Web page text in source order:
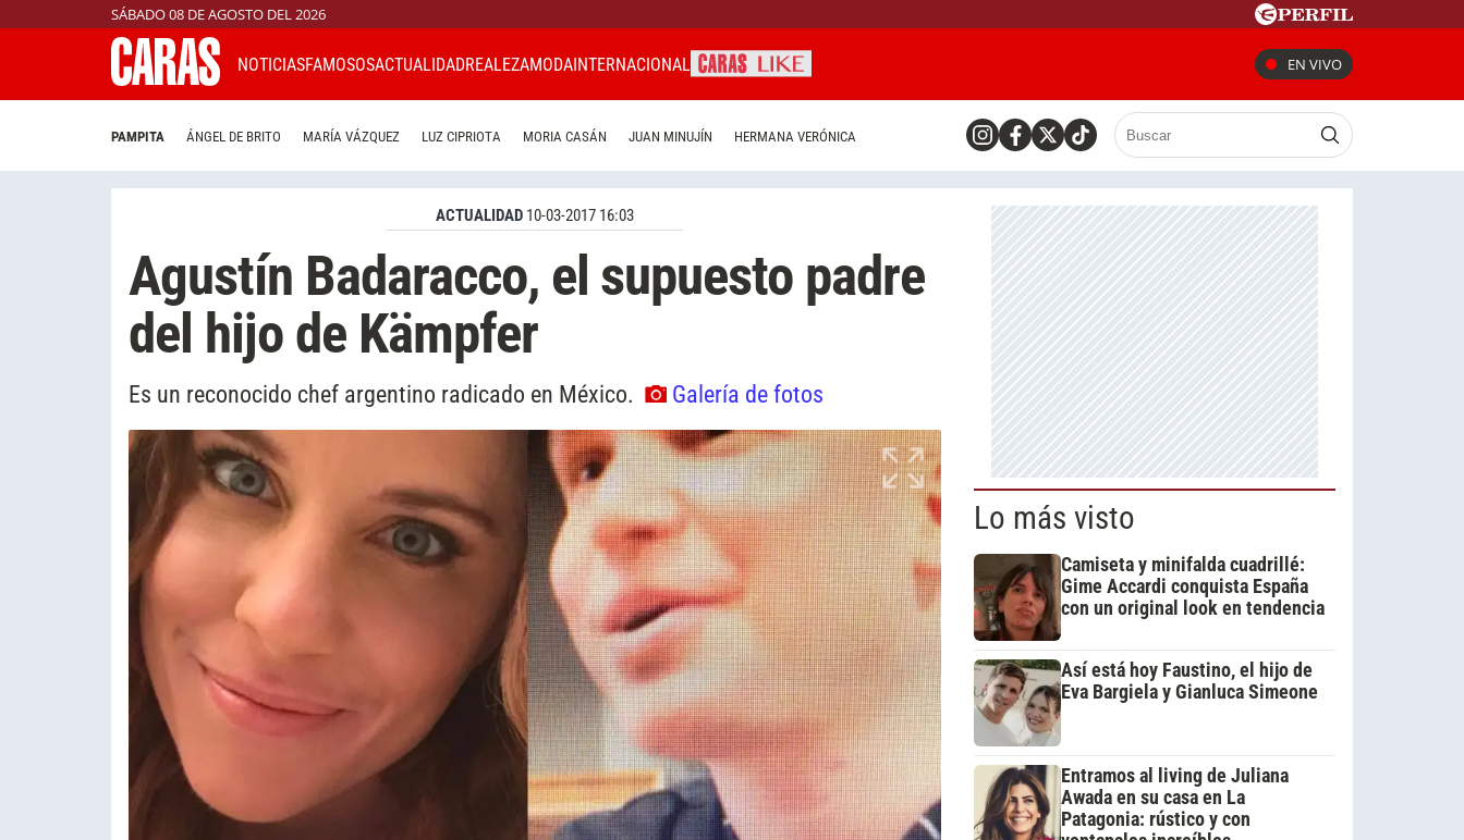
SÁBADO 08 DE AGOSTO DEL 2026
NOTICIASFAMOSOSACTUALIDADREALEZAMODAINTERNACIONAL EN VIVO
PAMPITA ÁNGEL DE BRITO MARÍA VÁZQUEZ LUZ CIPRIOTA MORIA CASÁN JUAN MINUJÍN HERMANA VERÓNICA
ACTUALIDAD 10-03-2017 16:03
Agustín Badaracco, el supuesto padre
del hijo de Kämpfer
Es un reconocido chef argentino radicado en México. Galería de fotos
Lo más visto
Camiseta y minifalda cuadrillé:
Gime Accardi conquista España
con un original look en tendencia
Así está hoy Faustino, el hijo de
Eva Bargiela y Gianluca Simeone
Entramos al living de Juliana
Awada en su casa en La
Patagonia: rústico y con